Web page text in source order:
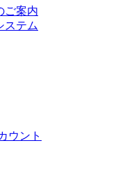
ご案内
ステム
ウント